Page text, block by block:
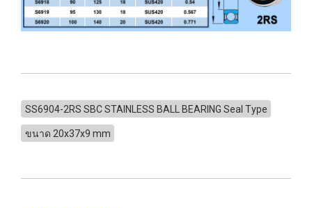
SS6904-2RS SBC STAINLESS BALL BEARING Seal Type
ขนาด 20x37x9 mm